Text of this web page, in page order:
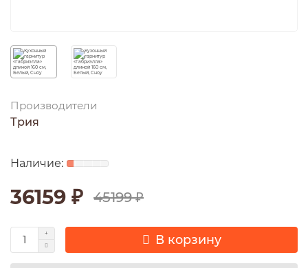
Производители
Трия
36159 ₽ 45199 ₽
В корзину